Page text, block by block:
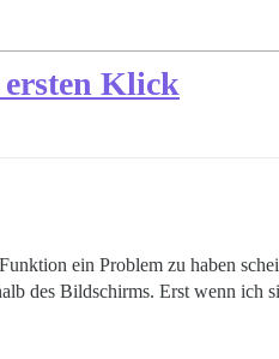
Klick
ein Problem zu haben
des Bildschirms. Erst wenn ich